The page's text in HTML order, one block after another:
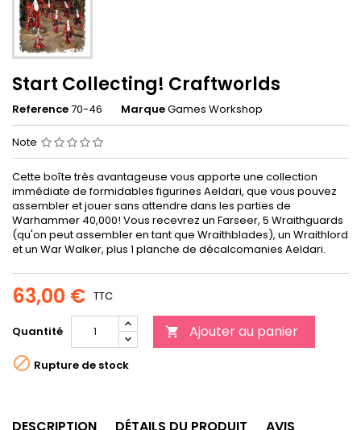
Start Collecting! Craftworlds
Reference70-46 MarqueGames Workshop
Note
Cette boîte très avantageuse vous apporte une collection
immédiate de formidables figurines Aeldari, que vous pouvez
assembler et jouer sans attendre dans les parties de
Warhammer 40,000! Vous recevrez un Farseer, 5 Wraithguards
(qu'on peut assembler en tant que Wraithblades), un Wraithlord
et un War Walker, plus 1 planche de décalcomanies Aeldari.
63,00 € TTC
Quantité  Ajouter au panier
 Rupture de stock